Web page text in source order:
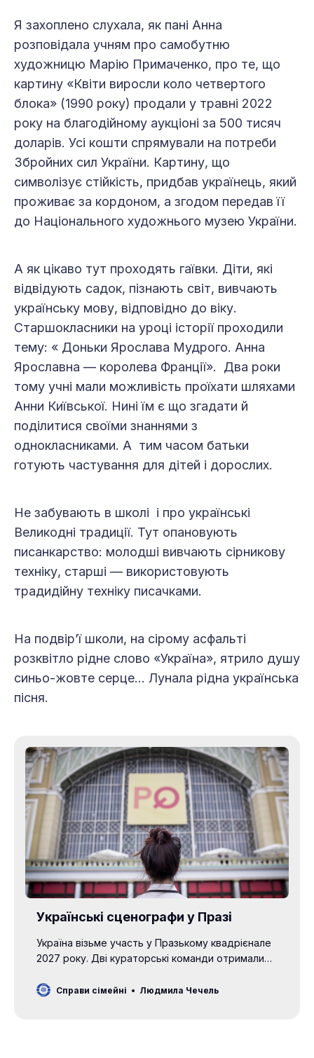
Я захоплено слухала, як пані Анна
розповідала учням про самобутню
художницю Марію Примаченко, про те, що
картину «Квіти виросли коло четвертого
блока» (1990 року) продали у травні 2022
року на благодійному аукціоні за 500 тисяч
доларів. Усі кошти спрямували на потреби
Збройних сил України. Картину, що
символізує стійкість, придбав українець, який
проживає за кордоном, а згодом передав її
до Національного художнього музею України.
А як цікаво тут проходять гаївки. Діти, які
відвідують садок, пізнають світ, вивчають
українську мову, відповідно до віку.
Старшокласники на уроці історії проходили
тему: « Доньки Ярослава Мудрого. Анна
Ярославна — королева Франції». Два роки
тому учні мали можливість проїхати шляхами
Анни Київської. Нині їм є що згадати й
поділитися своїми знаннями з
однокласниками. А тим часом батьки
готують частування для дітей і дорослих.
Не забувають в школі і про українські
Великодні традиції. Тут опановують
писанкарство: молодші вивчають сірникову
техніку, старші — використовують
традидійну техніку писачками.
На подвір’ї школи, на сірому асфальті
розквітло рідне слово «Україна», ятрило душу
синьо-жовте серце… Лунала рідна українська
пісня.
Українські сценографи у Празі
Україна візьме участь у Празькому квадрієнале
2027 року. Дві кураторські команди отримали
квадрієнале
Справи сімейні Людмила Чечель